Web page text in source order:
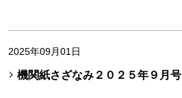
2025年09月01日
機関紙さざなみ２０２５年９月号